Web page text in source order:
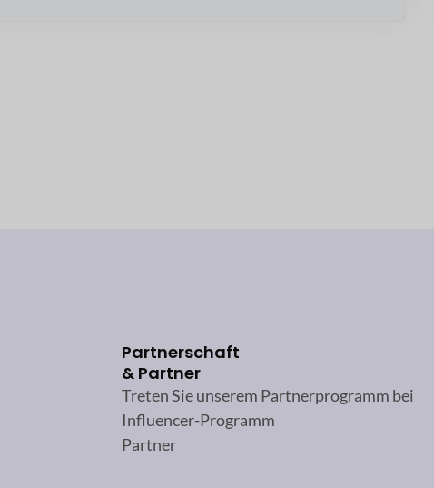
Partnerschaft
& Partner
Treten Sie unserem Partnerprogramm bei
Influencer-Programm
Partner